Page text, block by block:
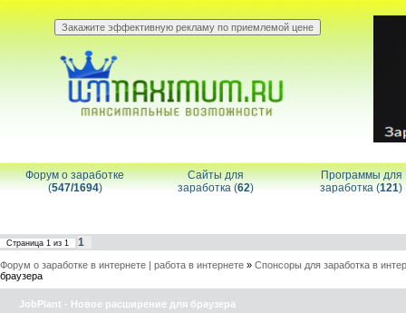
Форум о заработке
(547/1694)
Сайты для
заработка (62)
Программы для
заработка (121)
Страница 1 из 1 1
Форум о заработке в интернете | работа в интернете » Спонсоры для заработка в
браузера
JobPlant - Новое расширение для браузера